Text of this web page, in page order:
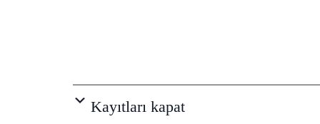
Kayıtları kapat